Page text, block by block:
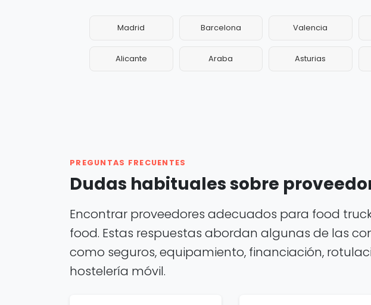
Madrid Barcelona Valencia
Alicante Araba Asturias
PREGUNTAS FRECUENTES
Dudas habituales sobre
Encontrar proveedores adecuados para food
food. Estas respuestas abordan algunas de las
como seguros, equipamiento, financiación,
hostelería móvil.